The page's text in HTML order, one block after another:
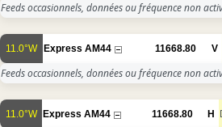
Feeds occasionnels, données ou fréquence non
11.0°W Express AM44 11668.80 V
Feeds occasionnels, données ou fréquence non
11.0°W Express AM44 11668.80 H